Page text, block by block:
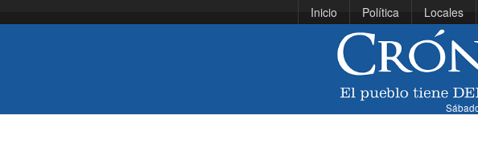
Inicio Política Locales